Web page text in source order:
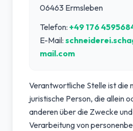
06463 Ermsleben
Telefon: +49 176
E-Mail:
mail.com
Verantwortliche Stelle ist die
juristische Person, die allein
anderen über die Zwecke
Verarbeitung von